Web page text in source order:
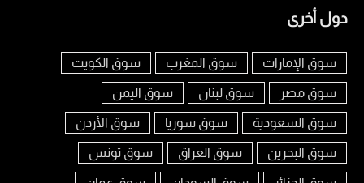
دول أخرى
سوق الإمارات سوق المغرب سوق الكويت
سوق مصر سوق لبنان سوق اليمن
سوق السعودية سوق سوريا سوق الأردن
سوق البحرين سوق العراق سوق تونس